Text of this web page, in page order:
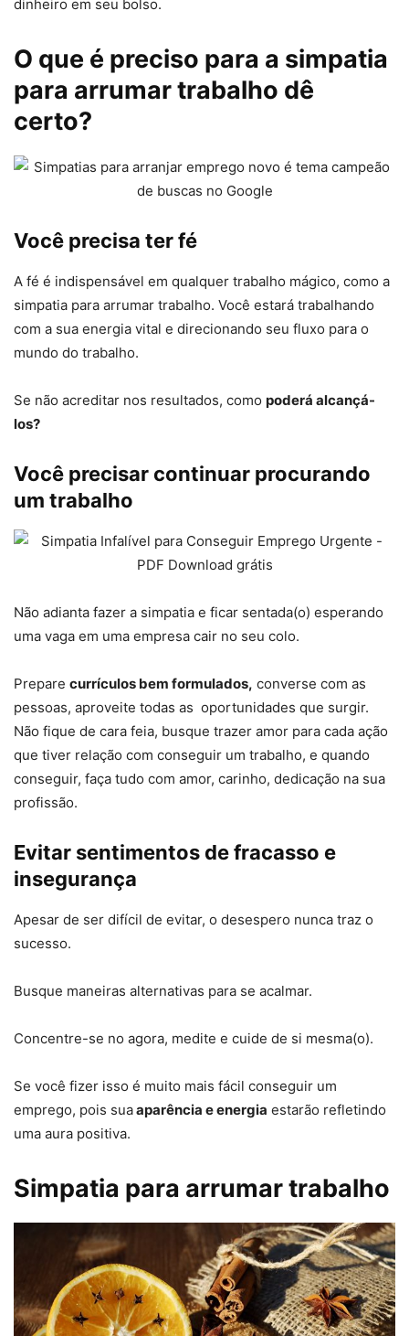
dinheiro em seu bolso.
O que é preciso para a simpatia
para arrumar trabalho dê
certo?
Você precisa ter fé
A fé é indispensável em qualquer trabalho mágico, como a
simpatia para arrumar trabalho. Você estará trabalhando
com a sua energia vital e direcionando seu fluxo para o
mundo do trabalho.
Se não acreditar nos resultados, como poderá alcançá-
los?
Você precisar continuar procurando
um trabalho
Não adianta fazer a simpatia e ficar sentada(o) esperando
uma vaga em uma empresa cair no seu colo.
Prepare currículos bem formulados, converse com as
pessoas, aproveite todas as oportunidades que surgir.
Não fique de cara feia, busque trazer amor para cada ação
que tiver relação com conseguir um trabalho, e quando
conseguir, faça tudo com amor, carinho, dedicação na sua
profissão.
Evitar sentimentos de fracasso e
insegurança
Apesar de ser difícil de evitar, o desespero nunca traz o
sucesso.
Busque maneiras alternativas para se acalmar.
Concentre-se no agora, medite e cuide de si mesma(o).
Se você fizer isso é muito mais fácil conseguir um
emprego, pois suaaparência e energia estarão refletindo
uma aura positiva.
Simpatia para arrumar trabalho